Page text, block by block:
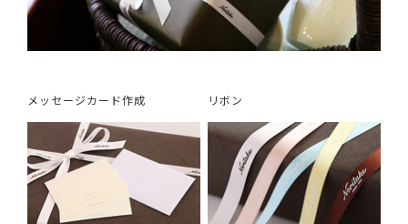
メッセージカード作成 リボン